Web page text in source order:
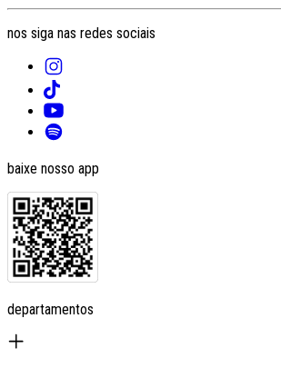
nos siga nas redes sociais
baixe nosso app
departamentos